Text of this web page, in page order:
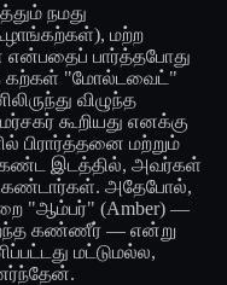
நமது
மற்ற
பார்த்தபோது
கற்கள் "மோல்டவைட்"
விழுந்த
கூறியது எனக்கு
பிரார்த்தனை மற்றும்
கண்ட இடத்தில், அவர்கள்
கண்டார்கள். அதேபோல்,
"ஆம்பர்" (Amber) —
கண்ணீர் — என்று
மட்டுமல்ல,